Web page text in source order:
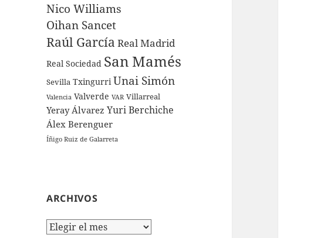
Nico Williams
Oihan Sancet
Raúl García Real Madrid
Real Sociedad San Mamés
Sevilla Txingurri Unai Simón
Valencia Valverde VAR Villarreal
Yeray Álvarez Yuri Berchiche
Álex Berenguer
Íñigo Ruiz de Galarreta
ARCHIVOS
Archivos